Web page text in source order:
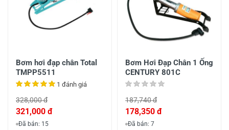
Bơm hơi đạp chân Total
TMPP5511
1 đánh giá
328,000 đ
321,000 đ
Đã bán: 15
Bơm Hơi Đạp Chân 1 Ống
CENTURY 801C
187,740 đ
178,350 đ
Đã bán: 7